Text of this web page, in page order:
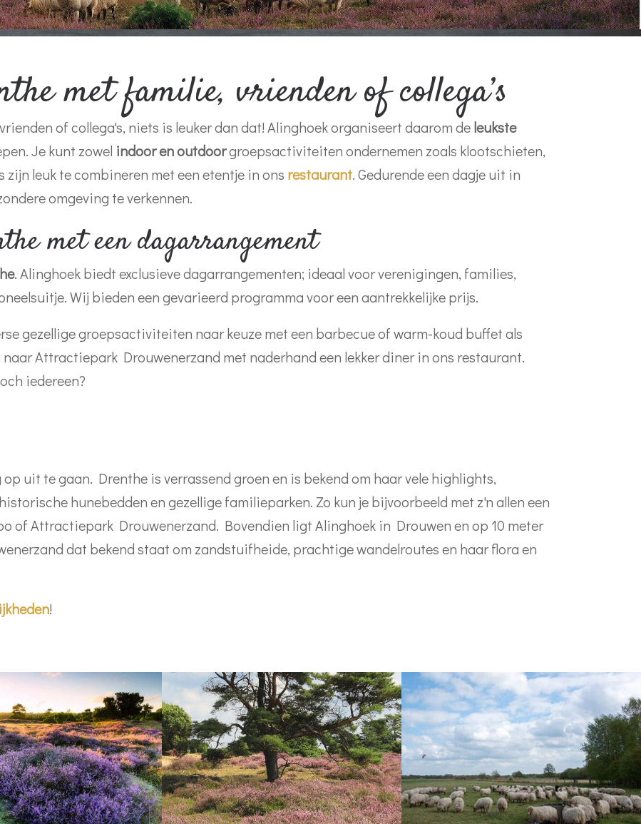
met familie, vrienden of collega’s
of collega's, niets is leuker dan dat! Alinghoek organiseert daarom deleukste
Je kunt zowel indoor en outdoorgroepsactiviteiten ondernemen zoals klootschieten,
leuk te combineren met een etentje in ons restaurant. Gedurende een dagje uit in
omgeving te verkennen.
met een dagarrangement
. Alinghoek biedt exclusieve dagarrangementen; ideaal voor verenigingen, families,
Wij bieden een gevarieerd programma voor een aantrekkelijke prijs.
gezellige groepsactiviteiten naar keuze met een barbecue of warm-koud buffet als
Attractiepark Drouwenerzand met naderhand een lekker diner in ons restaurant.
iedereen?
uit te gaan. Drenthe is verrassend groen en is bekend om haar vele highlights,
hunebedden en gezellige familieparken. Zo kun je bijvoorbeeld met z'n allen een
of Attractiepark Drouwenerzand. Bovendien ligt Alinghoek in Drouwen en op 10 meter
dat bekend staat om zandstuifheide, prachtige wandelroutes en haar flora en
!